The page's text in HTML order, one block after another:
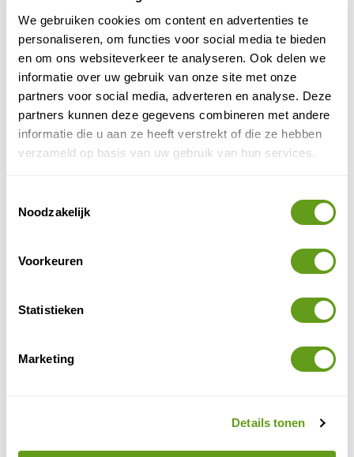
We gebruiken cookies om content en advertenties te
personaliseren, om functies voor social media te bieden
en om ons websiteverkeer te analyseren. Ook delen we
informatie over uw gebruik van onze site met onze
partners voor social media, adverteren en analyse. Deze
partners kunnen deze gegevens combineren met andere
informatie die u aan ze heeft verstrekt of die ze hebben
verzameld op basis van uw gebruik van hun services.
Noodzakelijk
Voorkeuren
Statistieken
Marketing
Details tonen
Trek je liever de wandelschoenen aan om stap na stap
te genieten van een rustgevende en spectaculaire
omgeving, dan is een trekking eerder wat voor jou. In
de provincie Lleida wordt hiken sterk gepromoot en de
afgelopen jaren werden wel twaalf nieuwe
wandelroutes opgezet. Enkele van deze routes voeren
Park, het enige nationale park in Catalonië met meer
Lleida) en bergtoppen van bijna 3.000 meter hoogte.
Wandel door U-vormige dalen en andere
wandelen in Lleida
hooggebergte vind je uiteraard de Hoge Pyreneeën en
natuurgebied in Catalonië, met een oppervlakte van
bijna 70.000 ha. Het laatste is een beschermd gebied,
Collegats-Terradets Territorial Park en de El Montsec